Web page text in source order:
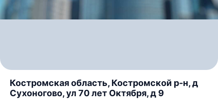
Костромская область, Костромской р-н, д
Сухоногово, ул 70 лет Октября, д 9